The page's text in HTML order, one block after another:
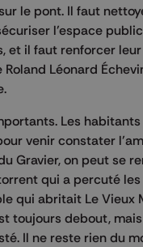
le pont. Il faut
l’espace
et il faut renforcer
Léonard
Les
venir constater
Gravier, on peut se
qui a percuté
qui abritait Le Vieux
toujours debout,
Il ne reste rien du